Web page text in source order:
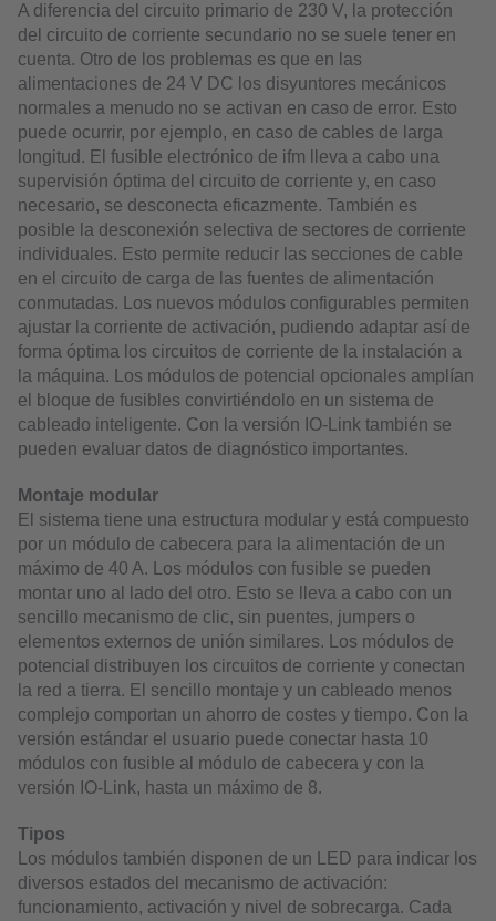
A diferencia del circuito primario de 230 V, la protección
del circuito de corriente secundario no se suele tener en
cuenta. Otro de los problemas es que en las
alimentaciones de 24 V DC los disyuntores mecánicos
normales a menudo no se activan en caso de error. Esto
puede ocurrir, por ejemplo, en caso de cables de larga
longitud. El fusible electrónico de ifm lleva a cabo una
supervisión óptima del circuito de corriente y, en caso
necesario, se desconecta eficazmente. También es
posible la desconexión selectiva de sectores de corriente
individuales. Esto permite reducir las secciones de cable
en el circuito de carga de las fuentes de alimentación
conmutadas. Los nuevos módulos configurables permiten
ajustar la corriente de activación, pudiendo adaptar así de
forma óptima los circuitos de corriente de la instalación a
la máquina. Los módulos de potencial opcionales amplían
el bloque de fusibles convirtiéndolo en un sistema de
cableado inteligente. Con la versión IO-Link también se
pueden evaluar datos de diagnóstico importantes.
Montaje modular
El sistema tiene una estructura modular y está compuesto
por un módulo de cabecera para la alimentación de un
máximo de 40 A. Los módulos con fusible se pueden
montar uno al lado del otro. Esto se lleva a cabo con un
sencillo mecanismo de clic, sin puentes, jumpers o
elementos externos de unión similares. Los módulos de
potencial distribuyen los circuitos de corriente y conectan
la red a tierra. El sencillo montaje y un cableado menos
complejo comportan un ahorro de costes y tiempo. Con la
versión estándar el usuario puede conectar hasta 10
módulos con fusible al módulo de cabecera y con la
versión IO-Link, hasta un máximo de 8.
Tipos
Los módulos también disponen de un LED para indicar los
diversos estados del mecanismo de activación:
funcionamiento, activación y nivel de sobrecarga. Cada